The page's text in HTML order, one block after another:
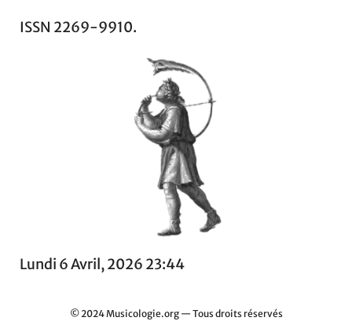
ISSN 2269-9910.
Lundi 6 Avril, 2026 23:44
© 2024 Musicologie.org — Tous droits réservés